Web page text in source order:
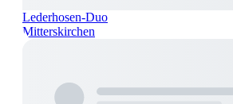
Lederhosen-Duo
Mitterskirchen